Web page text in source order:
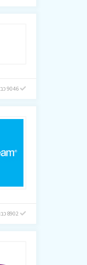
9046 כבר חסכו! 0 היום
8902 כבר חסכו! 5 היום